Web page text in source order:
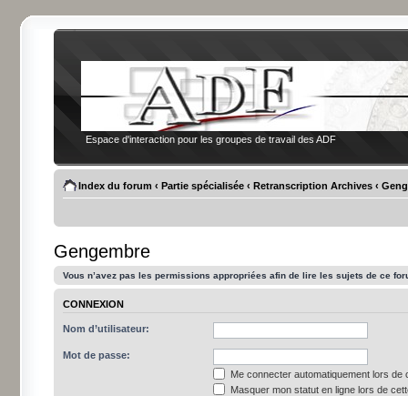
Espace d'interaction pour les groupes de travail des ADF
Index du forum ‹ Partie spécialisée ‹ Retranscription Archives ‹
Gengembre
Vous n’avez pas les permissions appropriées afin de lire les sujets de ce
CONNEXION
Nom d’utilisateur:
Mot de passe:
Me connecter automatiquement lors de
Masquer mon statut en ligne lors de